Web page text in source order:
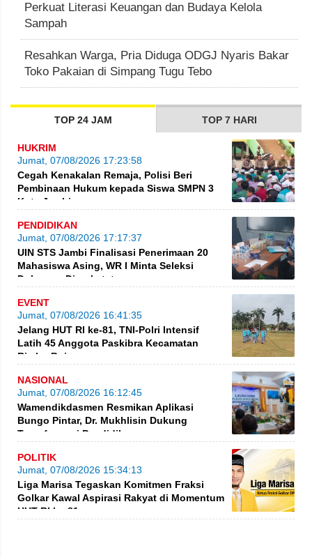
Perkuat Literasi Keuangan dan Budaya Kelola
Sampah
Resahkan Warga, Pria Diduga ODGJ Nyaris Bakar
Toko Pakaian di Simpang Tugu Tebo
TOP 24 JAM TOP 7 HARI
HUKRIM
Jumat, 07/08/2026 17:23:58
Cegah Kenakalan Remaja, Polisi Beri
Pembinaan Hukum kepada Siswa SMPN 3
Kota Jambi
PENDIDIKAN
Jumat, 07/08/2026 17:17:37
UIN STS Jambi Finalisasi Penerimaan 20
Mahasiswa Asing, WR I Minta Seleksi
Dokumen Diperketat
EVENT
Jumat, 07/08/2026 16:41:35
Jelang HUT RI ke-81, TNI-Polri Intensif
Latih 45 Anggota Paskibra Kecamatan
Rimbo Bujang
NASIONAL
Jumat, 07/08/2026 16:12:45
Wamendikdasmen Resmikan Aplikasi
Bungo Pintar, Dr. Mukhlisin Dukung
Transformasi Pendidikan
POLITIK
Jumat, 07/08/2026 15:34:13
Liga Marisa Tegaskan Komitmen Fraksi
Golkar Kawal Aspirasi Rakyat di Momentum
HUT RI ke-81